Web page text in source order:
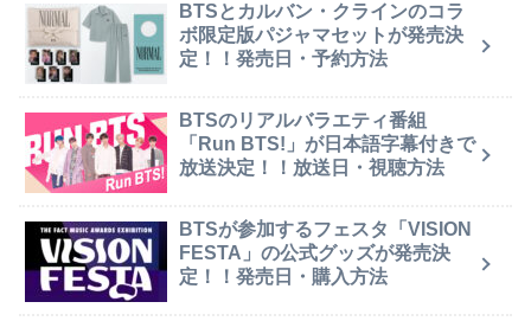
BTSとカルバン・クラインのコラ
ボ限定版パジャマセットが発売決
定！！発売日・予約方法
BTSのリアルバラエティ番組
「Run BTS!」が日本語字幕付きで
放送決定！！放送日・視聴方法
BTSが参加するフェスタ「VISION
FESTA」の公式グッズが発売決
定！！発売日・購入方法